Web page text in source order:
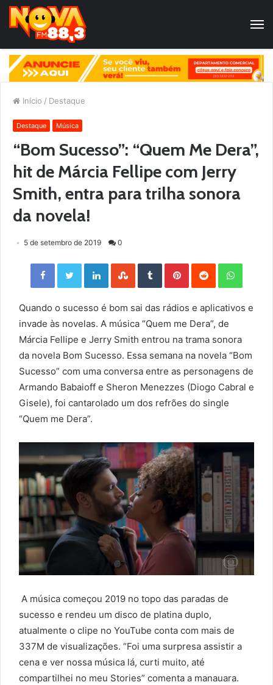
Início / Destaque
Destaque Música
“Bom Sucesso”: “Quem Me Dera”,
hit de Márcia Fellipe com Jerry
Smith, entra para trilha sonora
da novela!
5 de setembro de 2019 0
Facebook Twitter LinkedIn StumbleUpon Tumblr Pinterest Reddit
Quando o sucesso é bom sai das rádios e aplicativos e
invade às novelas. A música “Quem me Dera”, de
Márcia Fellipe e Jerry Smith entrou na trama sonora
da novela Bom Sucesso. Essa semana na novela “Bom
Sucesso” com uma conversa entre as personagens de
Armando Babaioff e Sheron Menezzes (Diogo Cabral e
Gisele), foi cantarolado um dos refrões do single
“Quem me Dera”.
A música começou 2019 no topo das paradas de
sucesso e rendeu um disco de platina duplo,
atualmente o clipe no YouTube conta com mais de
337M de visualizações. “Foi uma surpresa assistir a
cena e ver nossa música lá, curti muito, até
compartilhei no meu Stories” comenta a manauara.